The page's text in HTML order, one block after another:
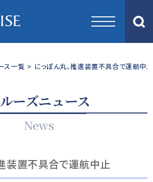
ス一覧 > にっぽん丸、推進装置不具合で運航中止
ーズニュース
News
装置不具合で運航中止